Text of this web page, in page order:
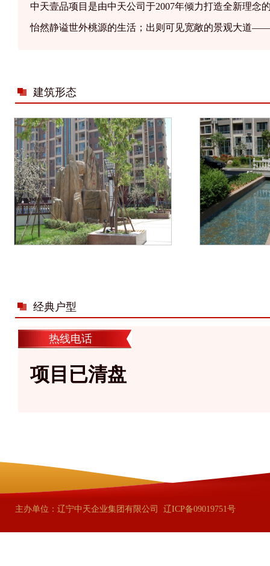
中天壹品项目是由中天公司于2007年倾力打造全新理
怡然静谥世外桃源的生活；出则可见宽敞的景观大道
建筑形态
经典户型
热线电话
项目已清盘
主办单位：辽宁中天企业集团有限公司 辽ICP备09019751号